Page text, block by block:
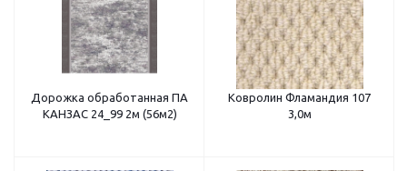
Дорожка обработанная ПА
КАНЗАС 24_99 2м (56м2)
Ковролин Фламандия 107
3,0м